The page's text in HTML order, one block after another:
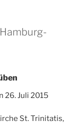
26. Juli 2015
St. Trinitatis,